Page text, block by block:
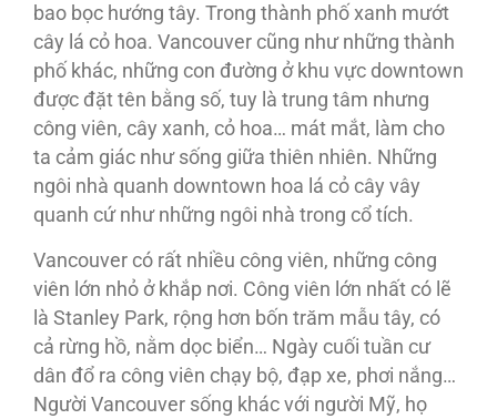
bao bọc hướng tây. Trong thành phố xanh mướt
cây lá cỏ hoa. Vancouver cũng như những thành
phố khác, những con đường ở khu vực downtown
được đặt tên bằng số, tuy là trung tâm nhưng
công viên, cây xanh, cỏ hoa… mát mắt, làm cho
ta cảm giác như sống giữa thiên nhiên. Những
ngôi nhà quanh downtown hoa lá cỏ cây vây
quanh cứ như những ngôi nhà trong cổ tích.
Vancouver có rất nhiều công viên, những công
viên lớn nhỏ ở khắp nơi. Công viên lớn nhất có lẽ
là Stanley Park, rộng hơn bốn trăm mẫu tây, có
cả rừng hồ, nằm dọc biển… Ngày cuối tuần cư
dân đổ ra công viên chạy bộ, đạp xe, phơi nắng…
Người Vancouver sống khác với người Mỹ, họ